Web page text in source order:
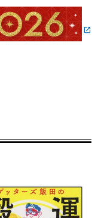
性／パート・アル
す！笑 もう少しで
るための最高の
会社員）
イト）
でいる時にいつも